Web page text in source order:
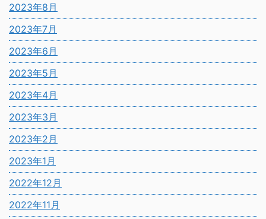
2023年8月
2023年7月
2023年6月
2023年5月
2023年4月
2023年3月
2023年2月
2023年1月
2022年12月
2022年11月